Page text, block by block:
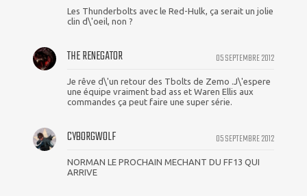
Les Thunderbolts avec le Red-Hulk, ça serait un jolie
clin d\'oeil, non ?
05 SEPTEMBRE 2012
THE RENEGATOR
Je rêve d\'un retour des Tbolts de Zemo .J\'espere
une équipe vraiment bad ass et Waren Ellis aux
commandes ça peut faire une super série.
05 SEPTEMBRE 2012
CYBORGWOLF
NORMAN LE PROCHAIN MECHANT DU FF13 QUI
ARRIVE